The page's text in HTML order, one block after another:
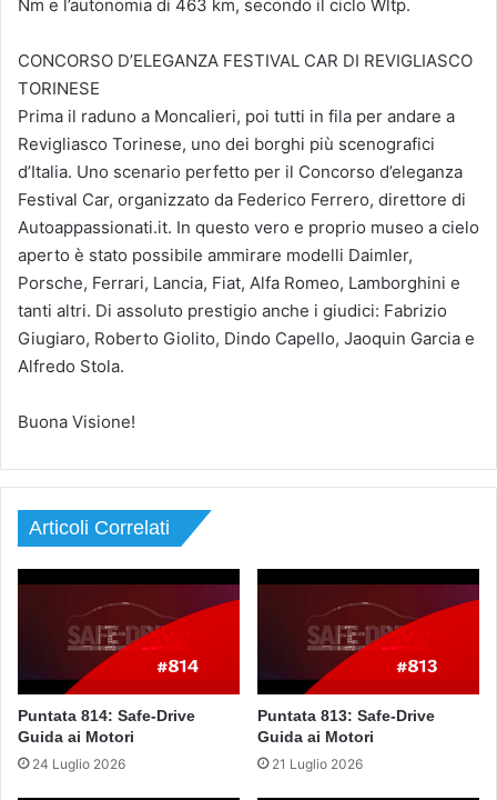
Nm e l’autonomia di 463 km, secondo il ciclo Wltp.
CONCORSO D’ELEGANZA FESTIVAL CAR DI REVIGLIASCO
TORINESE
Prima il raduno a Moncalieri, poi tutti in fila per andare a
Revigliasco Torinese, uno dei borghi più scenografici
d’Italia. Uno scenario perfetto per il Concorso d’eleganza
Festival Car, organizzato da Federico Ferrero, direttore di
Autoappassionati.it. In questo vero e proprio museo a cielo
aperto è stato possibile ammirare modelli Daimler,
Porsche, Ferrari, Lancia, Fiat, Alfa Romeo, Lamborghini e
tanti altri. Di assoluto prestigio anche i giudici: Fabrizio
Giugiaro, Roberto Giolito, Dindo Capello, Jaoquin Garcia e
Alfredo Stola.
Buona Visione!
Articoli Correlati
Puntata 814: Safe-Drive
Guida ai Motori
24 Luglio 2026
Puntata 813: Safe-Drive
Guida ai Motori
21 Luglio 2026